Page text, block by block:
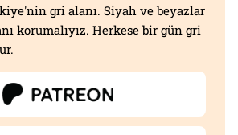
gri alanı. Siyah ve beyazlar
korumalıyız. Herkese bir gün gri